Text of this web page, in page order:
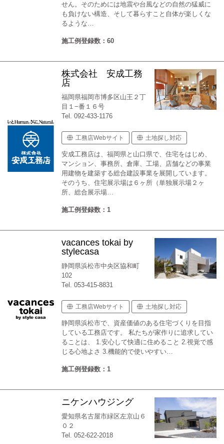
せん。そのためには地震や台風などの自然の猛威に
も負けない構造、そして暮らすこと自体が楽しくな
るような…
施工例登録数：60
株式会社 安成工務
店
福岡県福岡市博多区山王２丁
目１−番１６号
Tel. 092-433-1176
工務店Webサイト 土地探し対応
安成工務店は、福岡県と山口県で、住宅をはじめ、
マンション、事務所、倉庫、工場、店舗などの事業
用建物を建築する総合建設事業を展開しています。
そのうち、住宅展示場は６ヶ所（単独展示場２ヶ
所、総合展示場…
施工例登録数：1
vacances tokai by
stylecasa
静岡県浜松市中央区協和町
102
Tel. 053-415-8831
工務店Webサイト 土地探し対応
静岡県浜松市で、資産価値のある住宅づくりを目指
している工務店です。 私たちが家作りに追求してい
ることは、 1.安心して快適に住めること 2.視覚で感
じる心地よさ 3.機能的で使いやすい…
施工例登録数：1
ニケンハウジング
愛知県名古屋市緑区左京山６
０２
Tel. 052-622-2018